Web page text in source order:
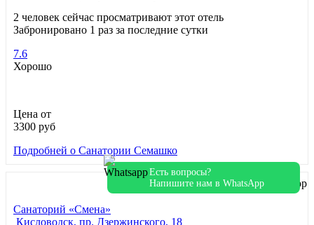
2 человек сейчас просматривают этот отель
Забронировано 1 раз за последние сутки
7.6
Хорошо
Цена от
3300 руб
Подробней о Санатории Семашко
Санаторий «Смена»
Кисловодск, пр. Дзержинского, 18
Есть вопросы?
Напишите нам в WhatsApp